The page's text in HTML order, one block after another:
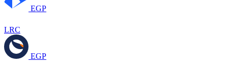
EGP
LRC
EGP